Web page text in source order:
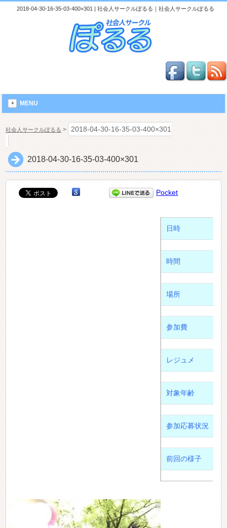
2018-04-30-16-35-03-400×301 | 社会人サークルぽるる｜社会人サークルぽるる
MENU
社会人サークルぽるる > 2018-04-30-16-35-03-400×301
2018-04-30-16-35-03-400×301
Pocket
日時
時間
場所
参加費
レジュメ
対象年齢
参加応募状況
前回の様子